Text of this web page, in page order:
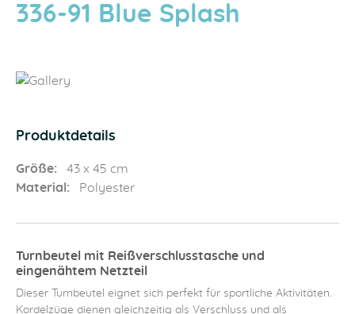
336-91 Blue Splash
Produktdetails
Größe:
43 x 45 cm
Material:
Polyester
Turnbeutel mit Reißverschlusstasche und
eingenähtem Netzteil
Dieser Turnbeutel eignet sich perfekt für sportliche Aktivitäten.
Kordelzüge dienen gleichzeitig als Verschluss und als